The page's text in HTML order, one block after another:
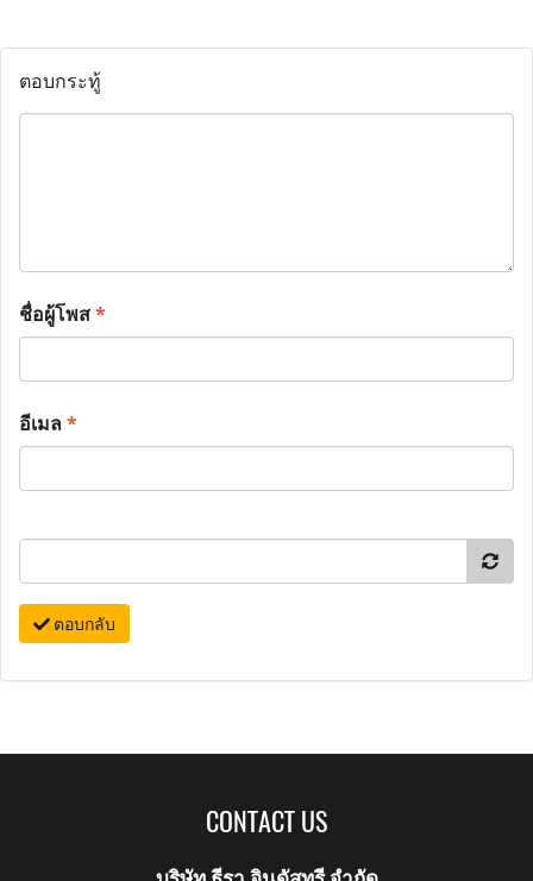
ตอบกระทู้
ชื่อผู้โพส*
อีเมล*
ตอบกลับ
CONTACT US